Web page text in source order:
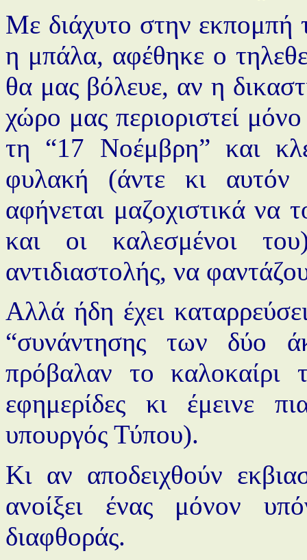
Με διάχυτο στην εκπομπή
η μπάλα, αφέθηκε ο
θα μας βόλευε, αν η
χώρο μας περιοριστεί
τη “17 Νοέμβρη” και
φυλακή (άντε κι
αφήνεται μαζοχιστικά να
και οι καλεσμένοι
αντιδιαστολής, να
Αλλά ήδη έχει
“συνάντησης των δύο
πρόβαλαν το καλοκαίρι
εφημερίδες κι έμεινε
υπουργός Τύπου).
Κι αν αποδειχθούν
ανοίξει ένας μόνον
διαφθοράς.